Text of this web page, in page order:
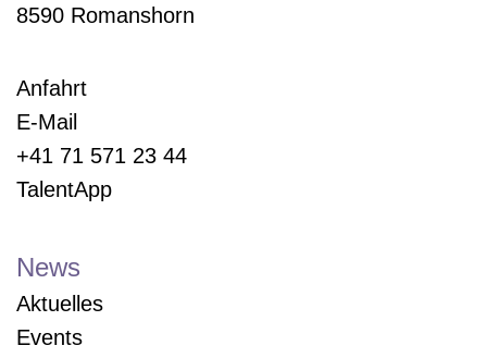
8590 Romanshorn
Anfahrt
E-Mail
+41 71 571 23 44
TalentApp
News
Aktuelles
Events